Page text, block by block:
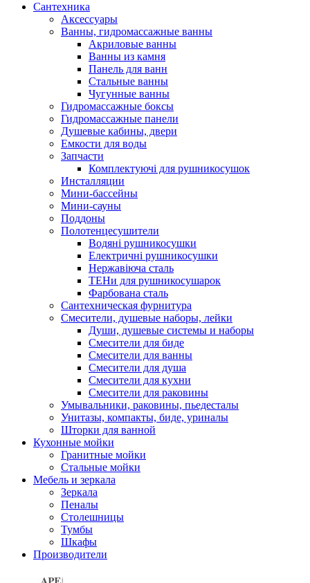
Сантехника
Аксессуары
Ванны, гидромассажные ванны
Акриловые ванны
Ванны из камня
Панель для ванн
Стальные ванны
Чугунные ванны
Гидромассажные боксы
Гидромассажные панели
Душевые кабины, двери
Емкости для воды
Запчасти
Комплектуючі для рушникосушок
Инсталляции
Мини-бассейны
Мини-сауны
Поддоны
Полотенцесушители
Водяні рушникосушки
Електричні рушникосушки
Нержавіюча сталь
ТЕНи для рушникосушарок
Фарбована сталь
Сантехническая фурнитура
Смесители, душевые наборы, лейки
Души, душевые системы и наборы
Смесители для биде
Смесители для ванны
Смесители для душа
Смесители для кухни
Смесители для раковины
Умывальники, раковины, пьедесталы
Унитазы, компакты, биде, уриналы
Шторки для ванной
Кухонные мойки
Гранитные мойки
Стальные мойки
Мебель и зеркала
Зеркала
Пеналы
Столешницы
Тумбы
Шкафы
Производители